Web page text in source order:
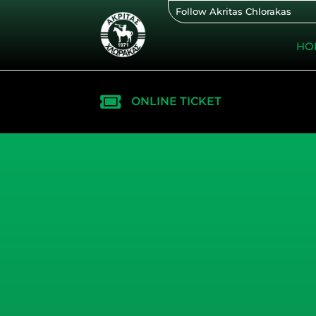
Follow Akritas Chlorakas
ONLINE TICKET